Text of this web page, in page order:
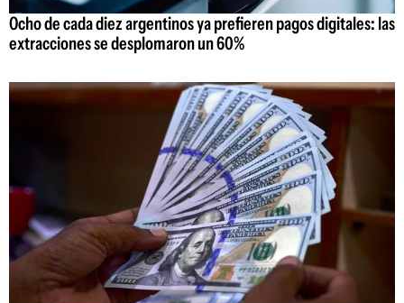
Ocho de cada diez argentinos ya prefieren pagos digitales: las
extracciones se desplomaron un 60%